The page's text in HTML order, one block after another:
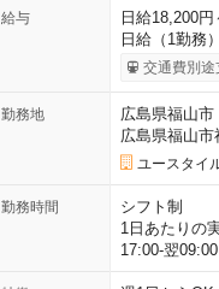
給与
日給18,200円
日給（1勤務
交通費別途
勤務地
広島県福山市
広島県福山市
ユースタイ
勤務時間
シフト制
1日あたりの
17:00-翌